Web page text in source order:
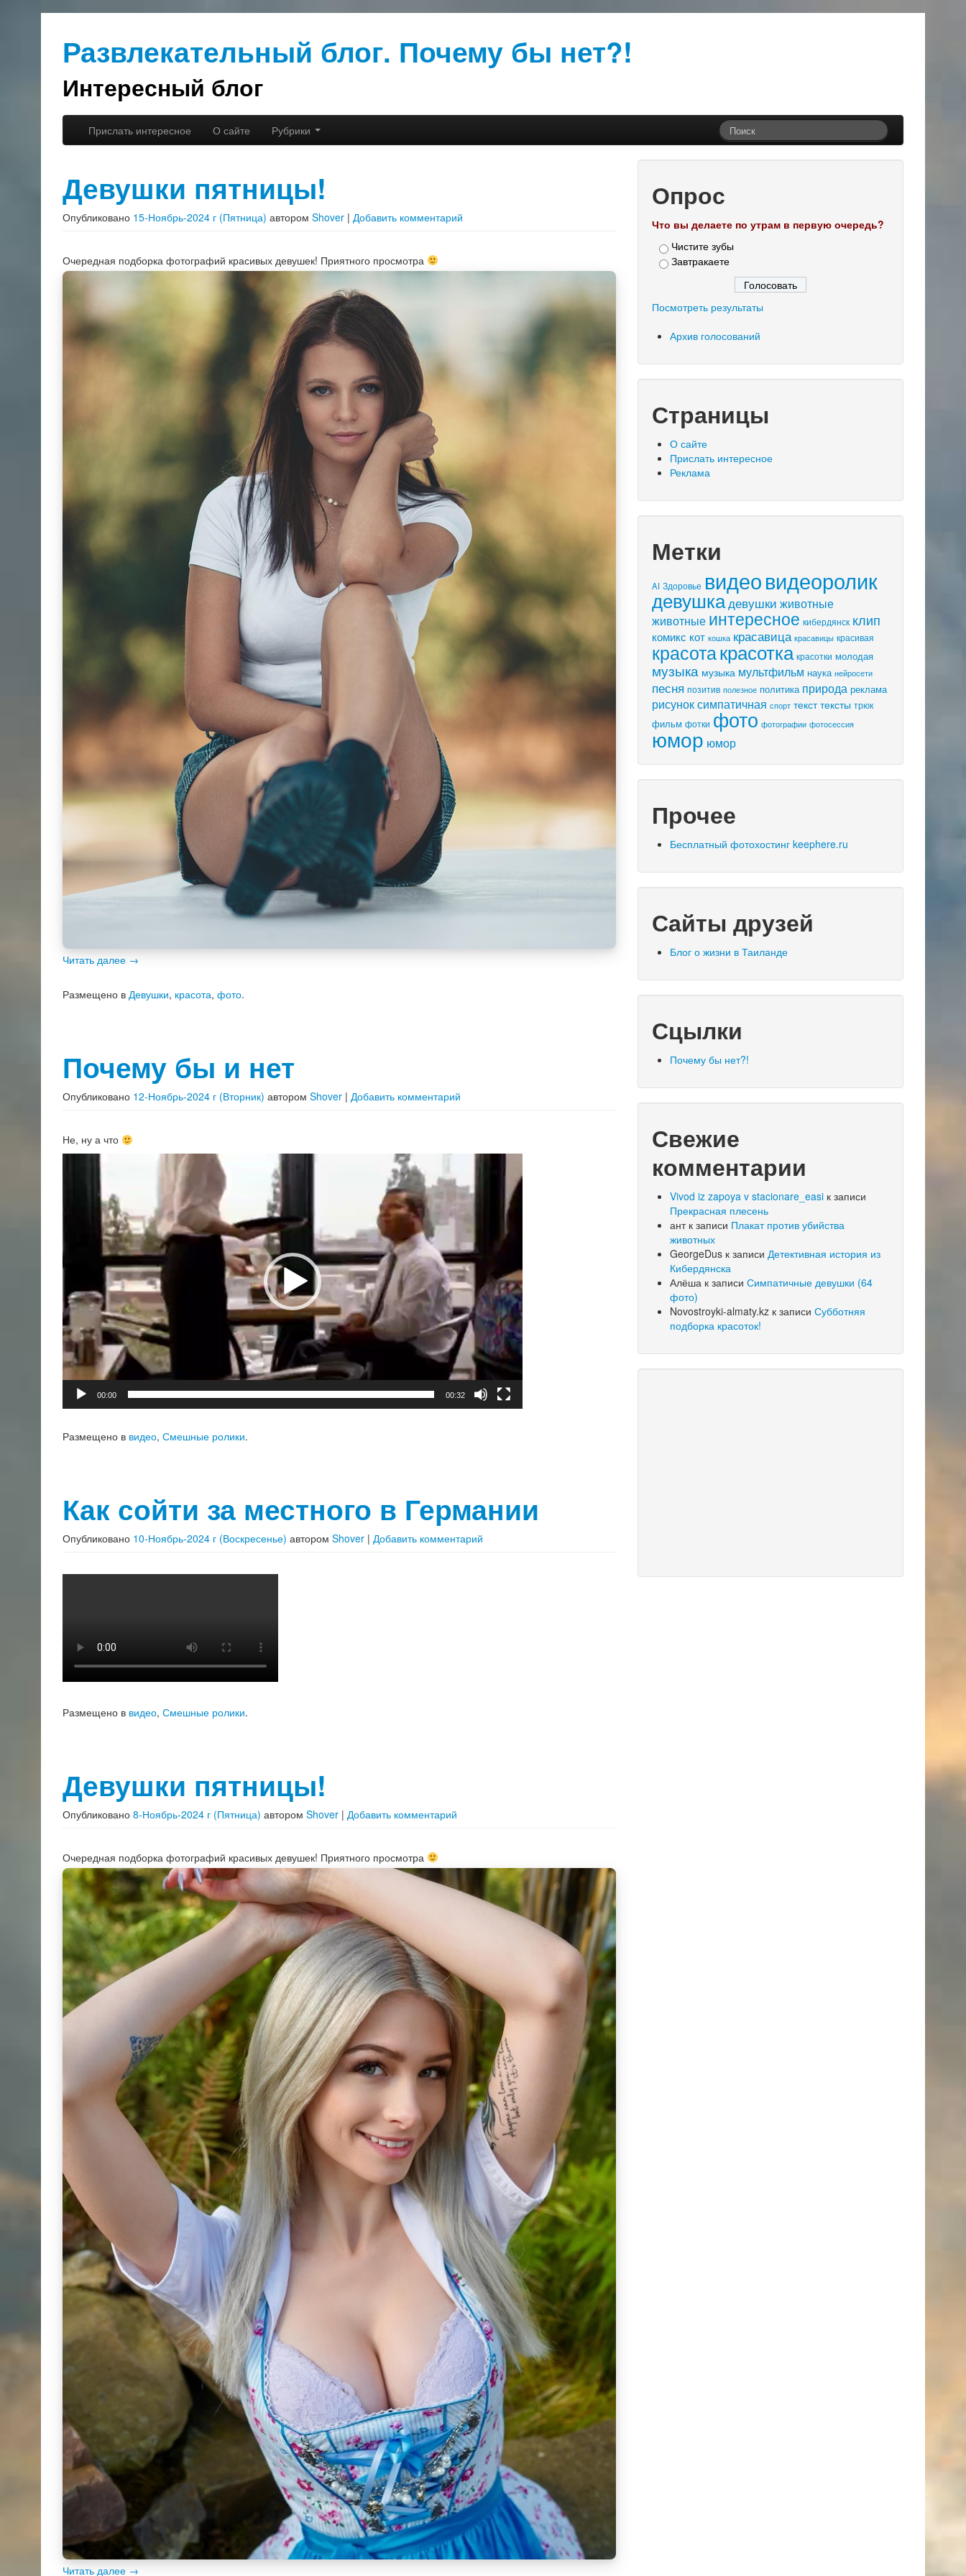
Развлекательный блог. Почему бы нет?!
Интересный блог
Главное меню
Прислать интересное О сайте Рубрики
Девушки пятницы!
Опубликовано 15-Ноябрь-2024 г (Пятница) автором Shover | Добавить комментарий
Очередная подборка фотографий красивых девушек! Приятного просмотра
Читать далее →
Размещено в Девушки, красота, фото.
Почему бы и нет
Опубликовано 12-Ноябрь-2024 г (Вторник) автором Shover | Добавить комментарий
Не, ну а что
00:00 00:32
Размещено в видео, Смешные ролики.
Как сойти за местного в Германии
Опубликовано 10-Ноябрь-2024 г (Воскресенье) автором Shover | Добавить комментарий
Размещено в видео, Смешные ролики.
Девушки пятницы!
Опубликовано 8-Ноябрь-2024 г (Пятница) автором Shover | Добавить комментарий
Очередная подборка фотографий красивых девушек! Приятного просмотра
Читать далее →
Опрос
Что вы делаете по утрам в первую очередь?
Чистите зубы
Завтракаете
Посмотреть результаты
Архив голосований
Страницы
О сайте
Прислать интересное
Реклама
Метки
AI Здоровье видеовидеоролик
девушка девушки животные
животные интересное кибердянск клип
комикс кот кошка красавица красавицы красивая
красотакрасотка красотки молодая
музыка музыка мультфильм наука нейросети
песня позитив полезное политика природа реклама
рисуноксимпатичная спорт текст тексты трюк
фильм фотки фото фотографии фотосессия
юмор юмор
Прочее
Бесплатный фотохостинг keephere.ru
Сайты друзей
Блог о жизни в Таиланде
Сцылки
Почему бы нет?!
Свежие
комментарии
Vivod iz zapoya v stacionare_easi к записи
Прекрасная плесень
антк записи Плакат против убийства
животных
GeorgeDus к записи Детективная история из
Кибердянска
Алёша к записи Симпатичные девушки (64
фото)
Novostroyki-almaty.kz к записи Субботняя
подборка красоток!